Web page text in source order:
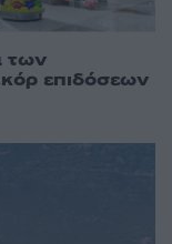
των
επιδόσεων